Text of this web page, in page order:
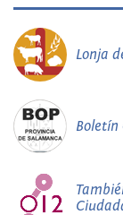
Lonja
Boletín